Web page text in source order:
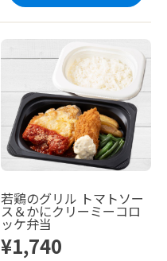
若鶏のグリル トマトソー
ス＆かにクリーミーコロ
ッケ弁当
¥1,740